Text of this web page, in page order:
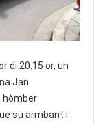
di 20.15 or, un
Jan
hòmber
su armbant i